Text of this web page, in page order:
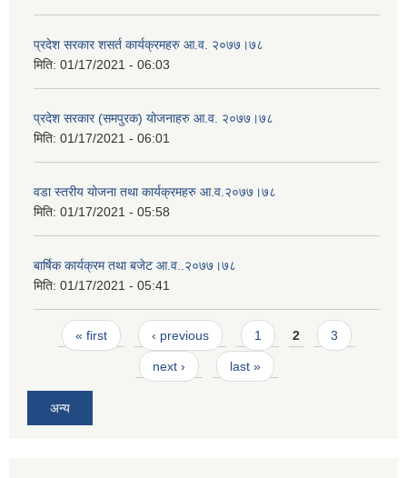
प्रदेश सरकार शसर्त कार्यक्रमहरु आ.व. २०७७।७८
मिति: 01/17/2021 - 06:03
प्रदेश सरकार (समपुरक) योजनाहरु आ.व. २०७७।७८
मिति: 01/17/2021 - 06:01
वडा स्तरीय योजना तथा कार्यक्रमहरु आ.व.२०७७।७८
मिति: 01/17/2021 - 05:58
बार्षिक कार्यक्रम तथा बजेट आ.व..२०७७।७८
मिति: 01/17/2021 - 05:41
Pages
« first ‹ previous 1 2 3
next › last »
अन्य